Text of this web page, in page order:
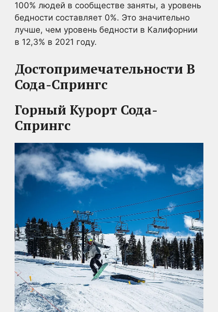
100% людей в сообществе заняты, а уровень
бедности составляет 0%. Это значительно
лучше, чем уровень бедности в Калифорнии
в 12,3% в 2021 году.
Достопримечательности В
Сода-Спрингс
Горный Курорт Сода-
Спрингс